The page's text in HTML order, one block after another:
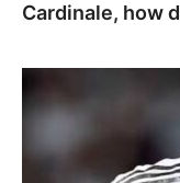
Cardinale, how